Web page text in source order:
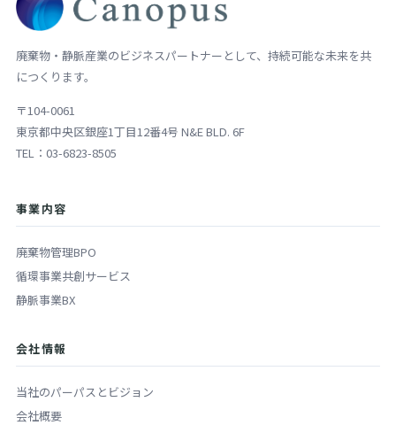
廃棄物・静脈産業のビジネスパートナーとして、持続可能な未来を共
につくります。
〒104-0061
東京都中央区銀座1丁目12番4号 N&E BLD. 6F
TEL：03-6823-8505
事業内容
廃棄物管理BPO
循環事業共創サービス
静脈事業BX
会社情報
当社のパーパスとビジョン
会社概要